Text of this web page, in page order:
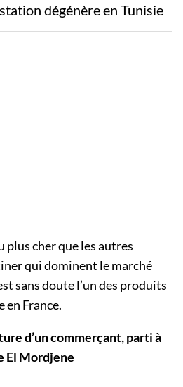
dégénère en Tunisie
plus cher que les autres
qui dominent le marché
sans doute l’un des produits
en France.
d’un commerçant, parti à
El Mordjene